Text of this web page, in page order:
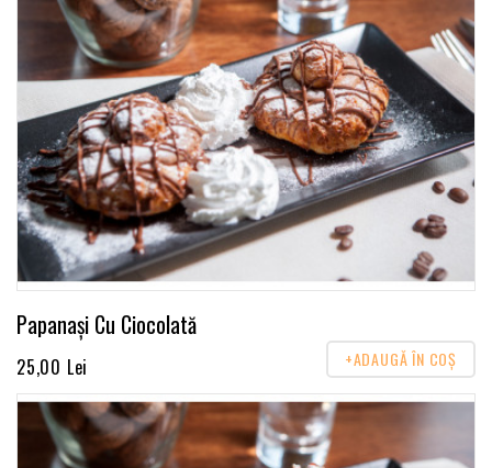
Papanași Cu Ciocolată
25,00 Lei +ADAUGĂ ÎN COŞ